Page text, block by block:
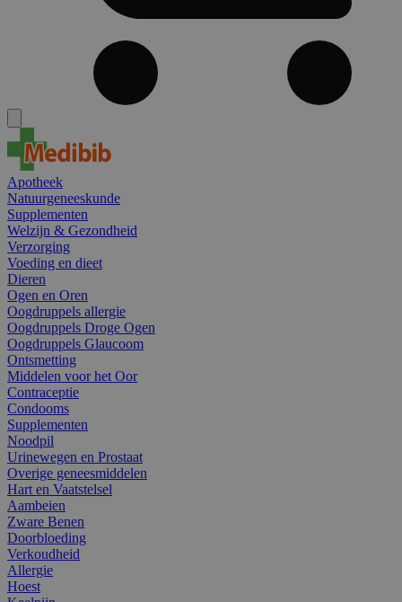
Apotheek
Natuurgeneeskunde
Supplementen
Welzijn & Gezondheid
Verzorging
Voeding en dieet
Dieren
Ogen en Oren
Oogdruppels allergie
Oogdruppels Droge Ogen
Oogdruppels Glaucoom
Ontsmetting
Middelen voor het Oor
Contraceptie
Condooms
Supplementen
Noodpil
Urinewegen en Prostaat
Overige geneesmiddelen
Hart en Vaatstelsel
Aambeien
Zware Benen
Doorbloeding
Verkoudheid
Allergie
Hoest